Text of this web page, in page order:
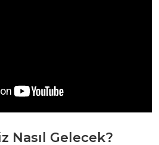
Nasıl Gelecek?